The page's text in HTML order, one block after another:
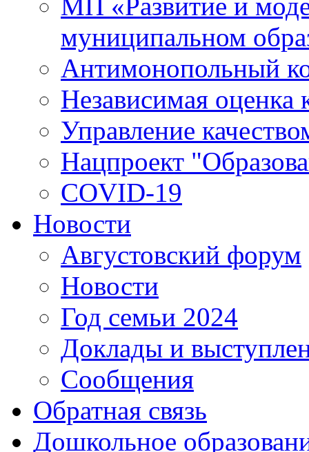
муниципальном
Антимонопольный
Независимая оценка
Управление
Нацпроект
COVID-19
Новости
Августовский форум
Новости
Год семьи 2024
Доклады и
Сообщения
Обратная связь
Дошкольное